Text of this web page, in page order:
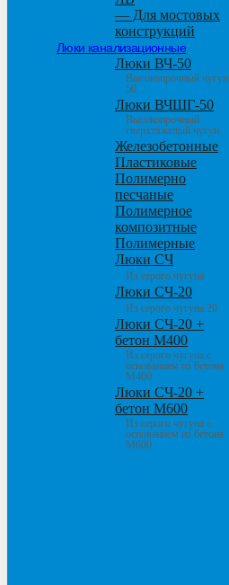
— Для мостовых
конструкций
Люки канализационные
Люки ВЧ-50
Высокопрочный чугун
50
Люки ВЧШГ-50
Высокопрочный
сверхтяжелый чугун
Железобетонные
Пластиковые
Полимерно
песчаные
Полимерное
композитные
Полимерные
Люки СЧ
Из серого чугуна
Люки СЧ-20
Из серого чугуна 20
Люки СЧ-20 +
бетон М400
Из серого чугуна с
основанием из бетона
М400
Люки СЧ-20 +
бетон М600
Из серого чугуна с
основанием из бетона
М600